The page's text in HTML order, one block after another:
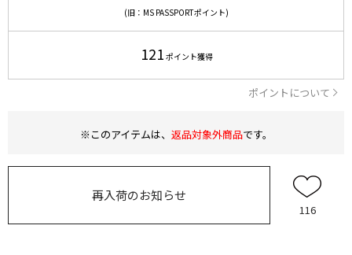
(旧：MS PASSPORTポイント)
121 ポイント獲得
ポイントについて
※このアイテムは、 返品対象外商品です。
再入荷のお知らせ
116